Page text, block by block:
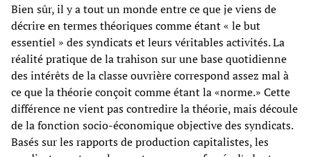
Bien sûr, il y a tout un monde entre ce que je viens de
décrire en termes théoriques comme étant « le but
essentiel » des syndicats et leurs véritables activités. La
réalité pratique de la trahison sur une base quotidienne
des intérêts de la classe ouvrière correspond assez mal à
ce que la théorie conçoit comme étant la «norme.» Cette
différence ne vient pas contredire la théorie, mais découle
de la fonction socio-économique objective des syndicats.
Basés sur les rapports de production capitalistes, les